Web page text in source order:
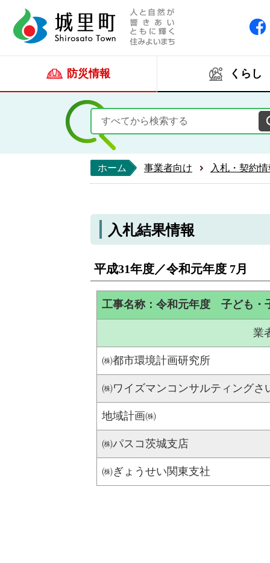
防災情報 くらし
ホーム 事業者向け 入札・契約
入札結果情報
平成31年度／令和元年度 7月
工事名称：令和元年度 子ども・
業
㈱都市環境計画研究所
㈱ワイズマンコンサルティングさ
地域計画㈱
㈱パスコ茨城支店
㈱ぎょうせい関東支社